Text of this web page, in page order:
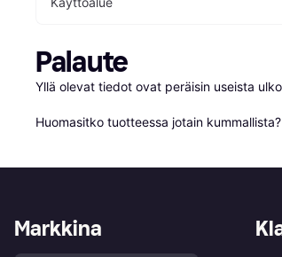
Palaute
Yllä olevat tiedot ovat peräisin useista
Huomasitko tuotteessa jotain kummallista?
Markkina